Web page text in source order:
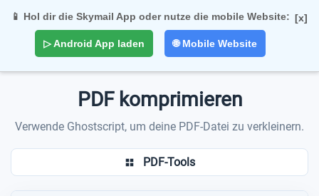
PDF komprimieren
Verwende Ghostscript, um deine PDF-Datei zu verkleinern.
PDF-Tools
[x]
📱 Hol dir die Skymail App oder nutze die mobile Website:
▷ Android App laden 🌐 Mobile Website